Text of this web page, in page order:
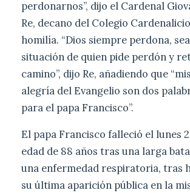
perdonarnos”, dijo el Cardenal
Re, decano del Colegio
homilía. “Dios siempre perdona,
situación de quien pide perdón y
camino”, dijo Re, añadiendo que
alegría del Evangelio son dos
para el papa Francisco”.
El papa Francisco falleció el lunes
edad de 88 años tras una larga
una enfermedad respiratoria, tras
su última aparición pública en la